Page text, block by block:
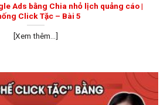
Ads bằng Chia nhỏ lịch quảng cáo |
Click Tặc – Bài 5
[Xem thêm...]